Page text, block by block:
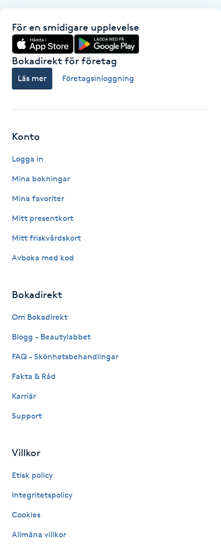
Kärlbehandling
Laserbehandling
Lashlift Keratin
LED-ljusterapi
Liktornar
LPG-behandling
Lymfmassage
Manikyr & Pedikyr
Massage
Medial vägledning
Medicinsk massage
Medium
För en smidigare upplevelse
Bokadirekt för företag
Läs mer Företagsinloggning
Konto
Logga in
Mina bokningar
Mina favoriter
Mitt presentkort
Mitt friskvårdskort
Avboka med kod
Bokadirekt
Om Bokadirekt
Blogg - Beautylabbet
FAQ - Skönhetsbehandlingar
Fakta & Råd
Karriär
Support
Villkor
Etisk policy
Integritetspolicy
Cookies
Allmäna villkor